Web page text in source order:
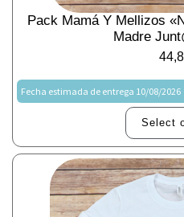
Pack Mamá Y Mellizos
Madre
Fecha estimada de entrega 10/08/2026
Select